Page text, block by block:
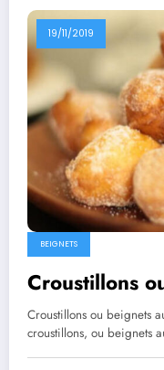
19/11/2019
BEIGNETS
Croustillons
Croustillons ou beignets
croustillons, ou beignets